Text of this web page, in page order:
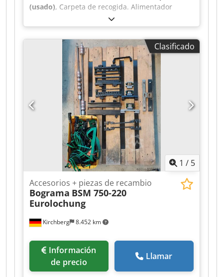
(usado), Carpeta de recogida. Alimentador
horizontal de pilas planas Hohner (solo) para
HSB 9000. Credpfxslucypo Ag Eof
Clasificado
1 / 5
Kirchberg 8.452 km
Accesorios + piezas de recambio
Bograma BSM 750-220
Eurolochung
de precio
Llamar